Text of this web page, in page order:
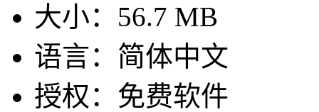
大小： 56.7 MB
语言： 简体中文
授权： 免费软件